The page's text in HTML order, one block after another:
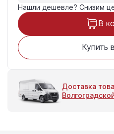
Нашли дешевле? Снизим
В
Купить
Доставка